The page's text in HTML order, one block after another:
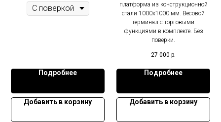
Подробнее
Добавить в корзину
платформа из конструкционной
стали 1000х1000 мм. Весовой
терминал с торговыми
функциями в комплекте. Без
поверки.
27 000 р.
Подробнее
Добавить в корзину